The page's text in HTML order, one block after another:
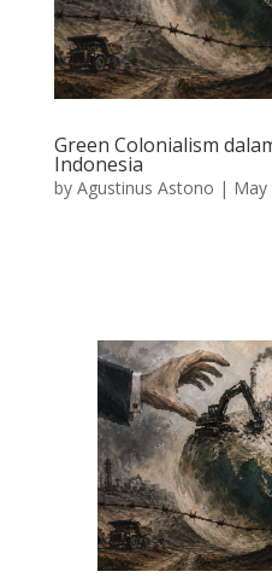
Green Colonialism
Indonesia
by Agustinus Astono | May